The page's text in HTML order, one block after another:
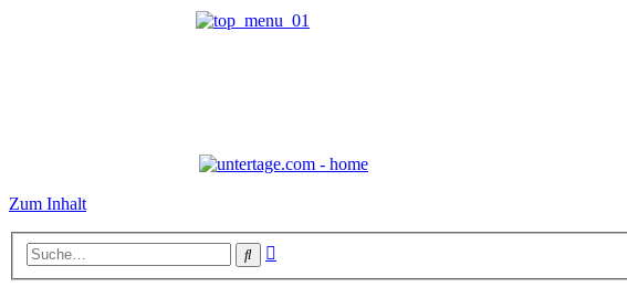
Zum Inhalt
Suche